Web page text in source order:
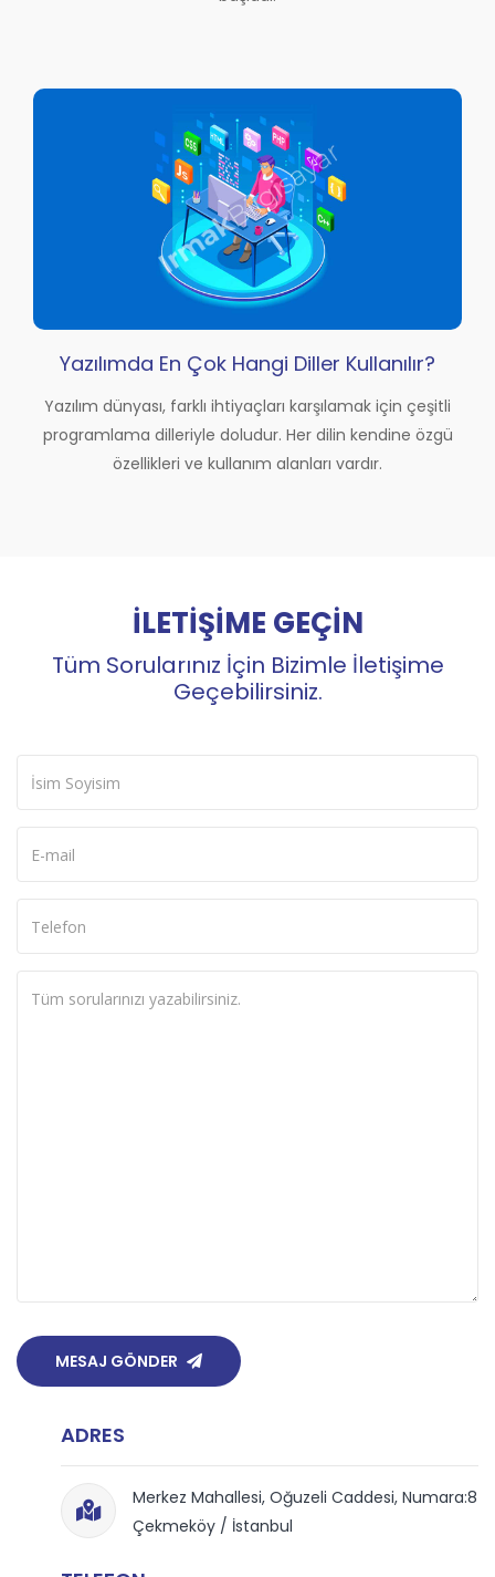
Yazılımda En Çok Hangi Diller Kullanılır?
Yazılım dünyası, farklı ihtiyaçları karşılamak için çeşitli
programlama dilleriyle doludur. Her dilin kendine özgü
özellikleri ve kullanım alanları vardır.
İLETİŞİME GEÇİN
Tüm Sorularınız İçin Bizimle İletişime
Geçebilirsiniz.
MESAJ GÖNDER
ADRES
Merkez Mahallesi, Oğuzeli Caddesi, Numara:8
Çekmeköy / İstanbul